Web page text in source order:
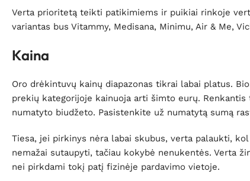
Verta prioritetą teikti patikimiems ir puikiai rinkoje
variantas bus Vitammy, Medisana, Minimu, Air & Me,
Kaina
Oro drėkintuvų kainų diapazonas tikrai labai platus.
prekių kategorijoje kainuoja arti šimto eurų.
numatyto biudžeto. Pasistenkite už numatytą sumą
Tiesa, jei pirkinys nėra labai skubus, verta palaukti,
nemažai sutaupyti, tačiau kokybė nenukentės. Verta
nei pirkdami tokį patį fizinėje pardavimo vietoje.